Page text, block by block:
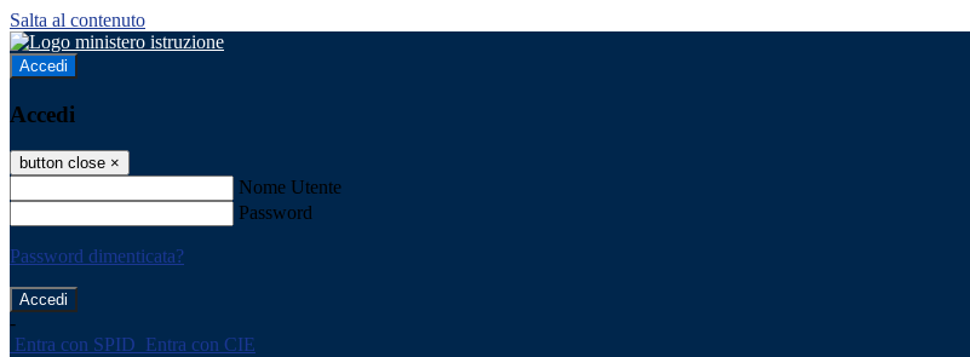
Salta al contenuto
Accedi
Accedi
button close ×
Nome Utente
Password
Password dimenticata?
-
Entra con SPID Entra con CIE